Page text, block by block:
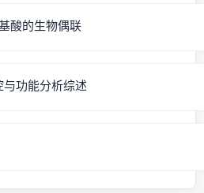
酸的生物偶联
功能分析综述